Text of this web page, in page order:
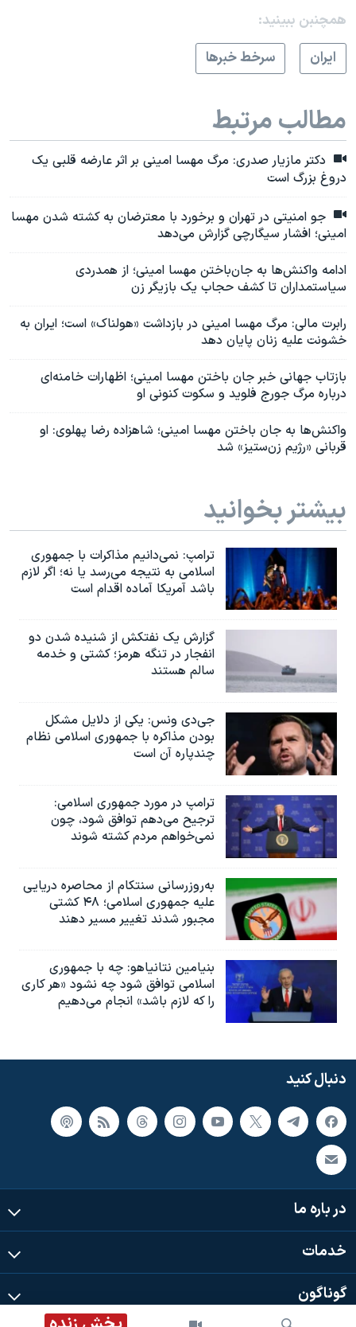
همچنبن ببینید:
ايران
سرخط خبرها
مطالب مرتبط
دکتر مازیار صدری: مرگ مهسا امینی بر اثر عارضه قلبی یک
دروغ بزرگ است
جو امنیتی در تهران و برخورد با معترضان به کشته شدن مهسا
امینی؛ افشار سیگارچی گزارش می‌دهد
ادامه واکنش‌ها به جان‌باختن مهسا امینی؛ از همدردی
سیاستمداران تا کشف حجاب یک بازیگر زن
رابرت مالی: مرگ مهسا امینی در بازداشت «هولناک» است؛ ایران به
خشونت علیه زنان پایان دهد
بازتاب جهانی خبر جان باختن مهسا امینی؛ اظهارات خامنه‌ای
درباره مرگ جورج فلوید و سکوت کنونی او
واکنش‌ها به جان باختن مهسا امینی؛ شاهزاده رضا پهلوی: او
قربانی «رژیم زن‌ستیز» شد
بیشتر بخوانید
ترامپ: نمی‌دانیم مذاکرات با جمهوری
اسلامی به نتیجه می‌رسد یا نه؛ اگر لازم
باشد آمریکا آماده اقدام است
گزارش یک نفتکش از شنیده شدن دو
انفجار در تنگه هرمز؛ کشتی و خدمه
سالم هستند
جی‌دی ونس: یکی از دلایل مشکل
بودن مذاکره با جمهوری اسلامی نظام
چندپاره آن است
ترامپ در مورد جمهوری اسلامی:
ترجیح می‌دهم توافق شود، چون
نمی‌خواهم مردم کشته شوند
به‌روزرسانی سنتکام از محاصره دریایی
علیه جمهوری اسلامی؛ ۴۸ کشتی
مجبور شدند تغییر مسیر دهند
بنیامین نتانیاهو: چه با جمهوری
اسلامی توافق شود چه نشود «هر کاری
را که لازم باشد» انجام می‌دهیم
دنبال کنید
در باره ما
خدمات
گوناگون